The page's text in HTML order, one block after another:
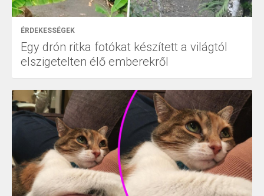
ÉRDEKESSÉGEK
Egy drón ritka fotókat készített a világtól
elszigetelten élő emberekről